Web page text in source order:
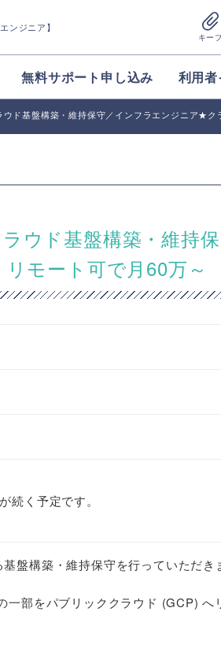
ンジニア】
キー
無料サポート申し込み 利用
ド基盤構築・維持保守／インフラエンジニア★
ウド基盤構築・維持
モート可で月60万～
続く予定です。
盤構築・維持保守を行っていただき
一部をパブリッククラウド (GCP) へ